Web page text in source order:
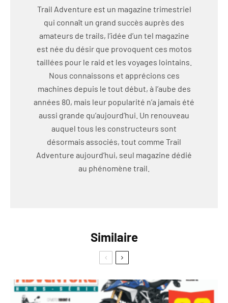
Trail Adventure est un magazine trimestriel
qui connaît un grand succès auprès des
amateurs de trails, l’idée d’un tel magazine
est née du désir que provoquent ces motos
taillées pour le raid et les voyages lointains.
Nous connaissons et apprécions ces
machines depuis le tout début, à l’aube des
années 80, mais leur popularité n’a jamais été
aussi grande qu’aujourd’hui. Un renouveau
auquel tous les constructeurs sont
désormais associés, tout comme Trail
Adventure aujourd’hui, seul magazine dédié
au phénomène trail.
Similaire